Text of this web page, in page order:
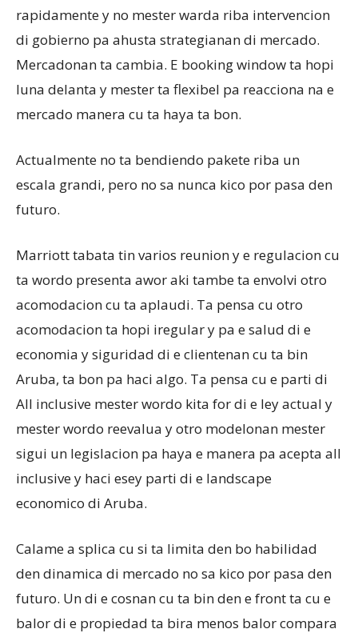
rapidamente y no mester warda riba intervencion
di gobierno pa ahusta strategianan di mercado.
Mercadonan ta cambia. E booking window ta hopi
luna delanta y mester ta flexibel pa reacciona na e
mercado manera cu ta haya ta bon.
Actualmente no ta bendiendo pakete riba un
escala grandi, pero no sa nunca kico por pasa den
futuro.
Marriott tabata tin varios reunion y e regulacion cu
ta wordo presenta awor aki tambe ta envolvi otro
acomodacion cu ta aplaudi. Ta pensa cu otro
acomodacion ta hopi iregular y pa e salud di e
economia y siguridad di e clientenan cu ta bin
Aruba, ta bon pa haci algo. Ta pensa cu e parti di
All inclusive mester wordo kita for di e ley actual y
mester wordo reevalua y otro modelonan mester
sigui un legislacion pa haya e manera pa acepta all
inclusive y haci esey parti di e landscape
economico di Aruba.
Calame a splica cu si ta limita den bo habilidad
den dinamica di mercado no sa kico por pasa den
futuro. Un di e cosnan cu ta bin den e front ta cu e
balor di e propiedad ta bira menos balor compara